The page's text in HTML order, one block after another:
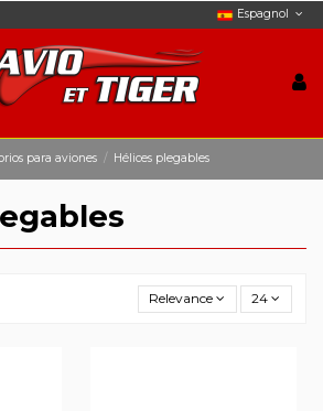
Espagnol
para aviones Hélices plegables
Relevance 24